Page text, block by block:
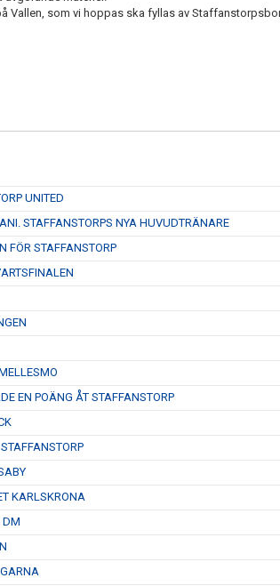
Vallen, som vi hoppas ska fyllas av
UNITED
STAFFANSTORPS NYA HUVUDTRÄNARE
FÖR STAFFANSTORP
EN POÄNG ÅT STAFFANSTORP
KARLSKRONA
DM